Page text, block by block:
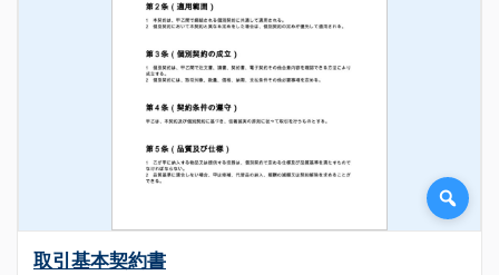
取引基本契約書